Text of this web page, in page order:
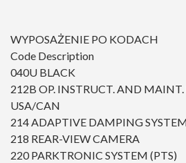
WYPOSAŻENIE PO KODACH
Code Description
040U BLACK
212B OP. INSTRUCT. AND
USA/CAN
214 ADAPTIVE DAMPING
218 REAR-VIEW CAMERA
220 PARKTRONIC SYSTEM (PTS)